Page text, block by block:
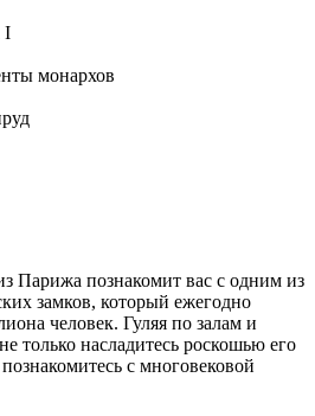
I
монархов
Парижа познакомит вас с одним из
замков, который ежегодно
человек. Гуляя по залам и
только насладитесь роскошью его
с многовековой